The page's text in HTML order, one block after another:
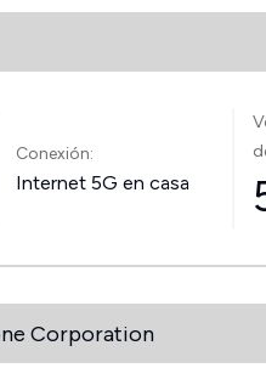
Conexión:
Internet 5G en casa
Corporation